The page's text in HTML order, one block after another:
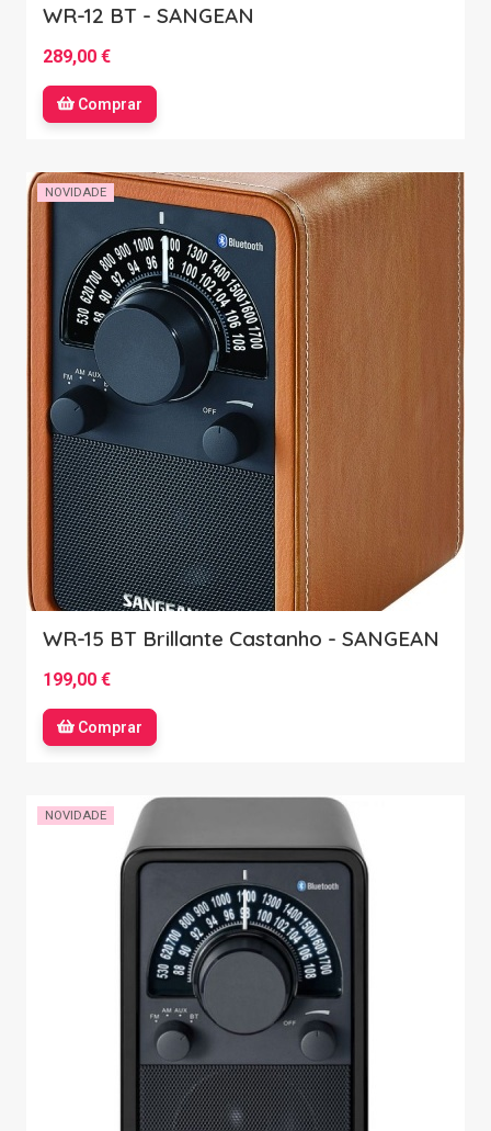
WR-12 BT - SANGEAN
289,00 €
Comprar
NOVIDADE
WR-15 BT Brillante Castanho - SANGEAN
199,00 €
Comprar
NOVIDADE